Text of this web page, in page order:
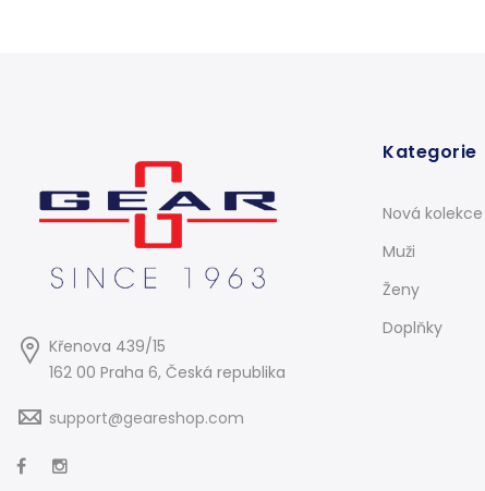
Křenova 439/15
162 00 Praha 6, Česká republika
support@geareshop.com
Kategorie
Nová kolekce
Muži
Ženy
Doplňky